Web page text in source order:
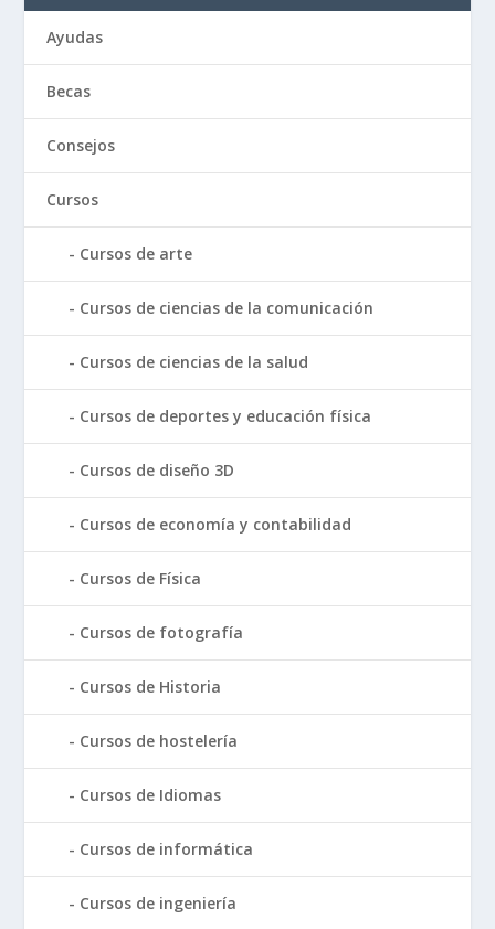
Ayudas
Becas
Consejos
Cursos
Cursos de arte
Cursos de ciencias de la comunicación
Cursos de ciencias de la salud
Cursos de deportes y educación física
Cursos de diseño 3D
Cursos de economía y contabilidad
Cursos de Física
Cursos de fotografía
Cursos de Historia
Cursos de hostelería
Cursos de Idiomas
Cursos de informática
Cursos de ingeniería